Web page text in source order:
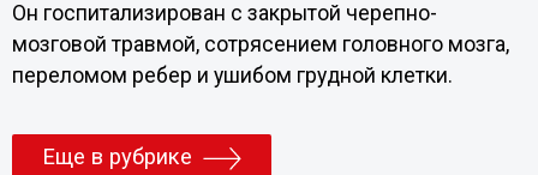
Он госпитализирован с закрытой черепно-
мозговой травмой, сотрясением головного мозга,
переломом ребер и ушибом грудной клетки.
Еще в рубрике